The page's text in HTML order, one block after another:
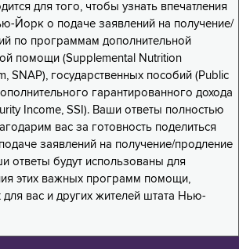
для того, чтобы узнать впечатления
Йорк о подаче заявлений на получение/
по программам дополнительной
помощи (Supplemental Nutrition
SNAP), государственных пособий (Public
гарантированного дохода
Income, SSI). Ваши ответы полностью
вас за готовность поделиться
заявлений на получение/продление
ответы будут использованы для
этих важных программ помощи,
вас и других жителей штата Нью-